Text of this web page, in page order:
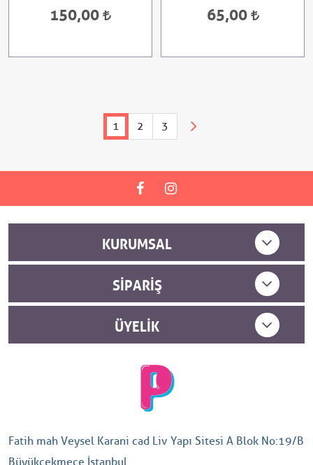
150,00 65,00
1 2 3
KURUMSAL
SIPARIŞ
ÜYELIK
Fatih mah Veysel Karani cad Liv Yapı Sitesi A Blok No:19/B
Büyükçekmece İstanbul